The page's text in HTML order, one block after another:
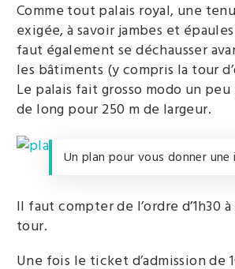
Comme tout palais royal, une
exigée, à savoir jambes et
faut également se déchausser
les bâtiments (y compris la tour
Le palais fait grosso modo un
de long pour 250 m de largeur.
Un plan pour vous donner une
Il faut compter de l’ordre d’1h30
tour.
Une fois le ticket d’admission de